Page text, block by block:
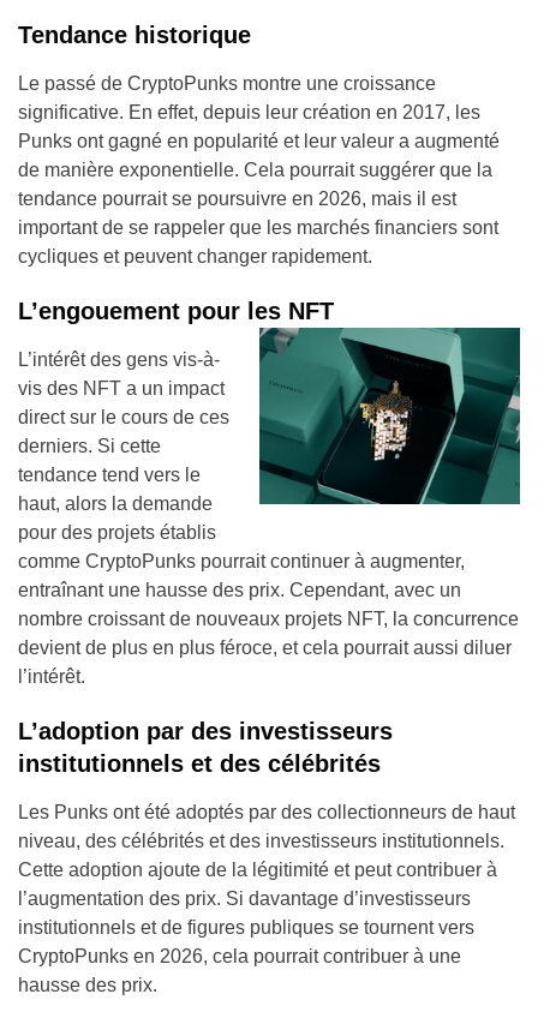
Tendance historique
Le passé de CryptoPunks montre une croissance
significative. En effet, depuis leur création en 2017, les
Punks ont gagné en popularité et leur valeur a augmenté
de manière exponentielle. Cela pourrait suggérer que la
tendance pourrait se poursuivre en 2026, mais il est
important de se rappeler que les marchés financiers sont
cycliques et peuvent changer rapidement.
L’engouement pour les NFT
L’intérêt des gens vis-à-
vis des NFT a un impact
direct sur le cours de ces
derniers. Si cette
tendance tend vers le
haut, alors la demande
pour des projets établis
comme CryptoPunks pourrait continuer à augmenter,
entraînant une hausse des prix. Cependant, avec un
nombre croissant de nouveaux projets NFT, la concurrence
devient de plus en plus féroce, et cela pourrait aussi diluer
l’intérêt.
L’adoption par des investisseurs
institutionnels et des célébrités
Les Punks ont été adoptés par des collectionneurs de haut
niveau, des célébrités et des investisseurs institutionnels.
Cette adoption ajoute de la légitimité et peut contribuer à
l’augmentation des prix. Si davantage d’investisseurs
institutionnels et de figures publiques se tournent vers
CryptoPunks en 2026, cela pourrait contribuer à une
hausse des prix.